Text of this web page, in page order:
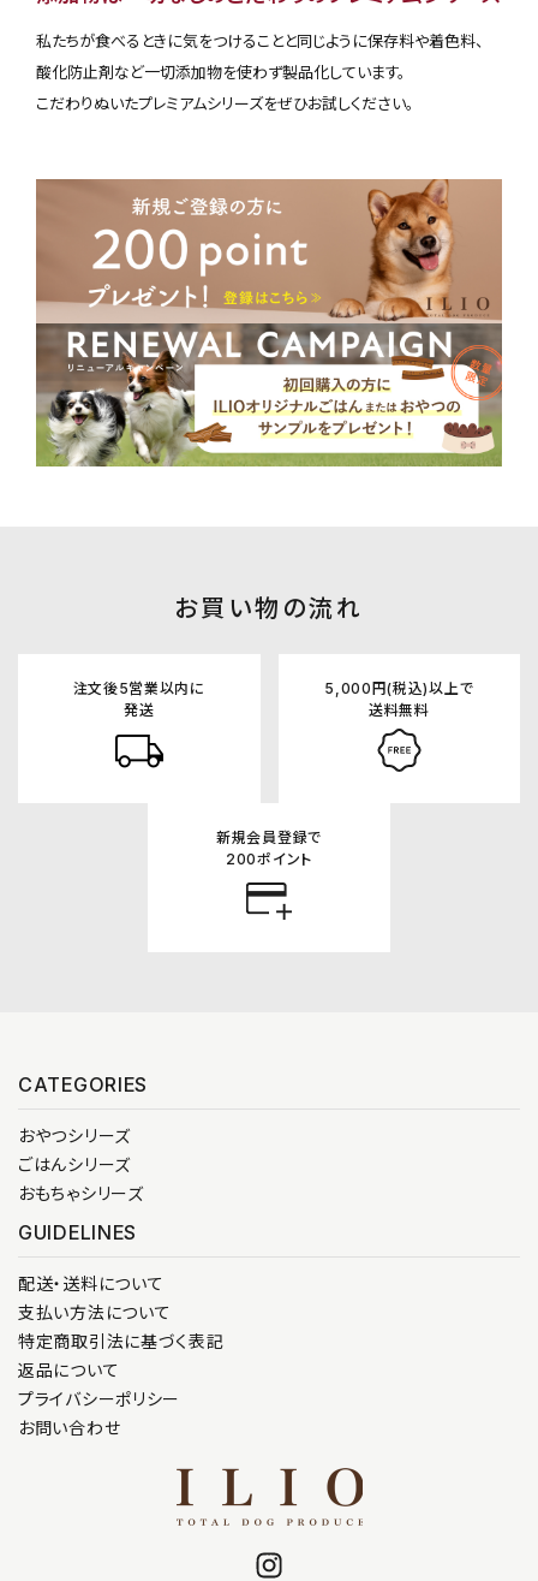
私たちが食べるときに気をつけることと同じように保存料や着色料、
酸化防止剤など一切添加物を使わず製品化しています。
こだわりぬいたプレミアムシリーズをぜひお試しください。
お買い物の流れ
注文後5営業以内に
発送
5,000円(税込)以上で
送料無料
新規会員登録で
200ポイント
CATEGORIES
おやつシリーズ
ごはんシリーズ
おもちゃシリーズ
GUIDELINES
配送・送料について
支払い方法について
特定商取引法に基づく表記
返品について
プライバシーポリシー
お問い合わせ